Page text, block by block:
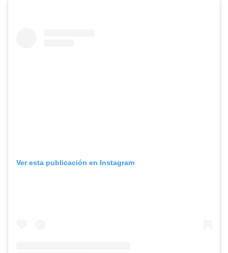
Ver esta publicación en Instagram